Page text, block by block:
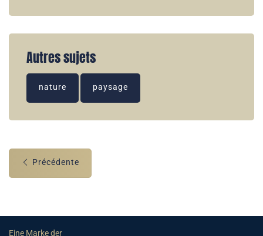
Autres sujets
nature paysage
Précédente
Eine Marke der